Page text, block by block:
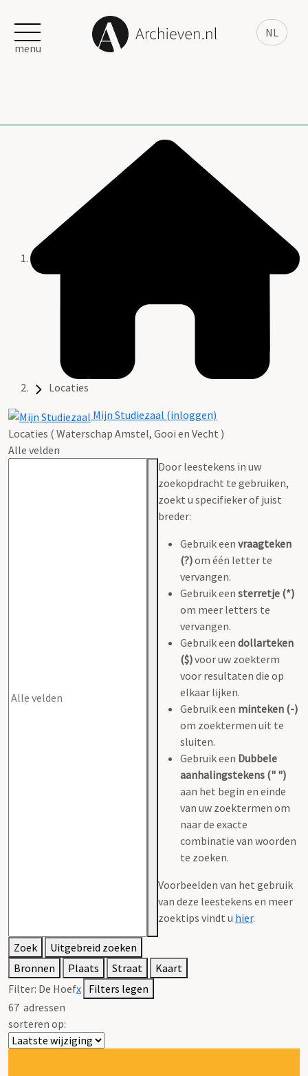
NL
menu
Locaties
Mijn Studiezaal (inloggen)
Locaties ( Waterschap Amstel, Gooi en Vecht )
Alle velden
Door leestekens in uw
zoekopdracht te gebruiken,
zoekt u specifieker of juist
breder:
Gebruik een vraagteken
(?)om één letter te
vervangen.
Gebruik een sterretje (*)
om meer letters te
vervangen.
Gebruik een dollarteken
($)voor uw zoekterm
voor resultaten die op
elkaar lijken.
Gebruik een minteken (-)
om zoektermen uit te
sluiten.
Gebruik een Dubbele
aanhalingstekens (" ")
aan het begin en einde
van uw zoektermen om
naar de exacte
combinatie van woorden
te zoeken.
Voorbeelden van het gebruik
van deze leestekens en meer
zoektips vindt u hier.
Zoek
Uitgebreid zoeken
Bronnen
Plaats Straat
Kaart
Filter: De Hoefx Filters legen
67 adressen
sorteren op: